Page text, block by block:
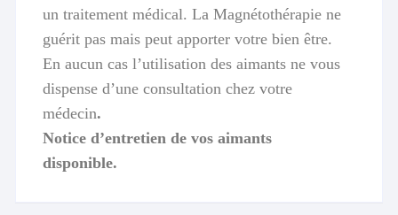
un traitement médical. La Magnétothérapie ne
guérit pas mais peut apporter votre bien être.
En aucun cas l’utilisation des aimants ne vous
dispense d’une consultation chez votre
médecin.
Notice d’entretien de vos aimants
disponible.